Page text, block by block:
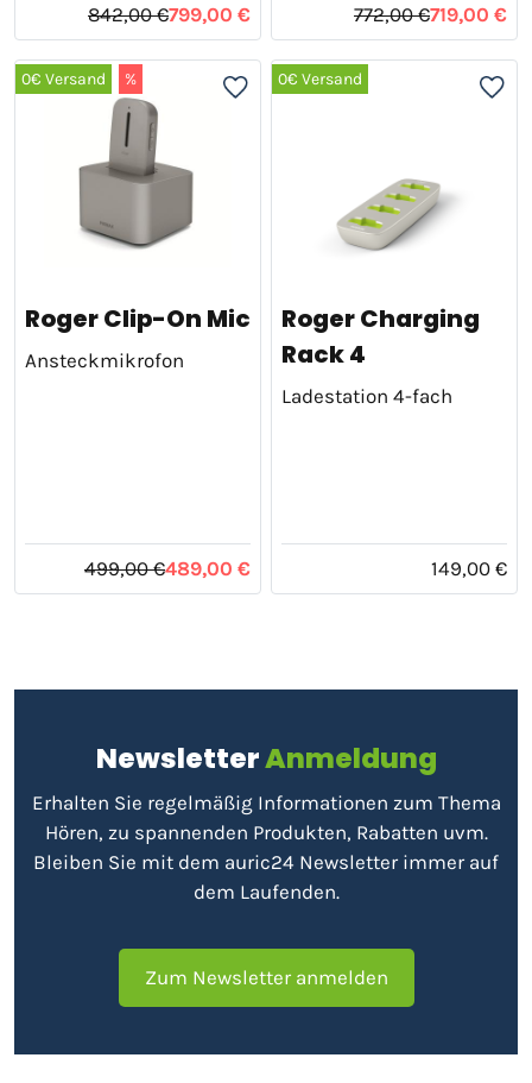
842,00 €799,00 € 772,00 €719,00 €
0€ Versand %
Roger Clip-On Mic
Ansteckmikrofon
499,00 €489,00 €
0€ Versand
Roger Charging
Rack 4
Ladestation 4-fach
149,00 €
NewsletterAnmeldung
Erhalten Sie regelmäßig Informationen zum Thema
Hören, zu spannenden Produkten, Rabatten uvm.
Bleiben Sie mit dem auric24 Newsletter immer auf
dem Laufenden.
Zum Newsletter anmelden